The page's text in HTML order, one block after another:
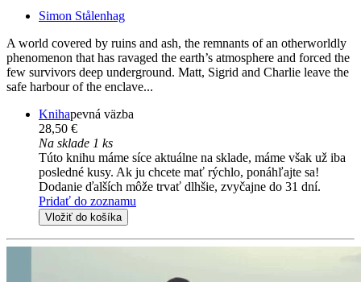
Simon Stålenhag
A world covered by ruins and ash, the remnants of an otherworldly
phenomenon that has ravaged the earth’s atmosphere and forced the
few survivors deep underground. Matt, Sigrid and Charlie leave the
safe harbour of the enclave...
Knihapevná väzba
28,50 €
Na sklade 1 ks
Túto knihu máme síce aktuálne na sklade, máme však už iba
posledné kusy. Ak ju chcete mať rýchlo, ponáhľajte sa!
Dodanie ďalších môže trvať dlhšie, zvyčajne do 31 dní.
Pridať do zoznamu
Vložiť do košíka